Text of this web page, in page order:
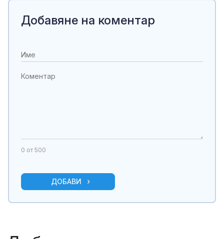
Добавяне на коментар
0 от 500
ДОБАВИ